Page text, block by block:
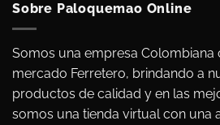
Sobre Paloquemao Online
Somos una empresa Colombiana
mercado Ferretero, brindando a
productos de calidad y en las
somos una tienda virtual con una